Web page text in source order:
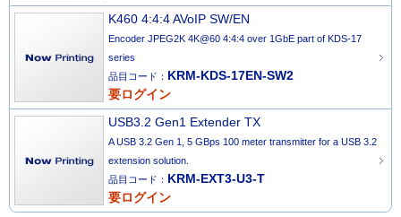
K460 4:4:4 AVoIP SW/EN
Encoder JPEG2K 4K@60 4:4:4 over 1GbE part of KDS-17
series
品目コード： KRM-KDS-17EN-SW2
要ログイン
USB3.2 Gen1 Extender TX
A USB 3.2 Gen 1, 5 GBps 100 meter transmitter for a USB 3.2
extension solution.
品目コード： KRM-EXT3-U3-T
要ログイン